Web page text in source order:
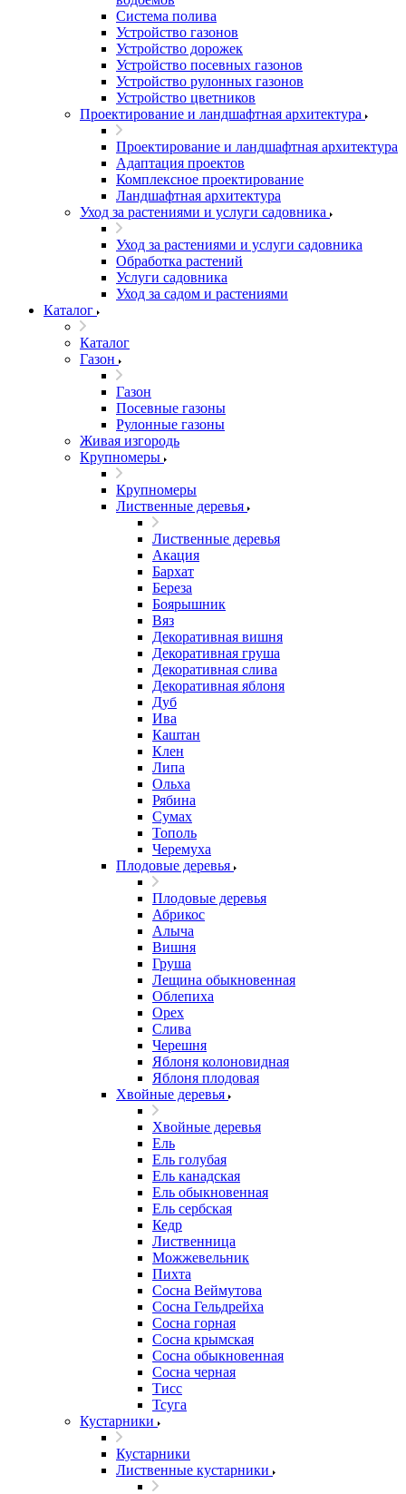
Система полива
Устройство газонов
Устройство дорожек
Устройство посевных газонов
Устройство рулонных газонов
Устройство цветников
Проектирование и ландшафтная архитектура
Проектирование и ландшафтная архитектура
Адаптация проектов
Комплексное проектирование
Ландшафтная архитектура
Уход за растениями и услуги садовника
Уход за растениями и услуги садовника
Обработка растений
Услуги садовника
Уход за садом и растениями
Каталог
Каталог
Газон
Газон
Посевные газоны
Рулонные газоны
Живая изгородь
Крупномеры
Крупномеры
Лиственные деревья
Лиственные деревья
Акация
Бархат
Береза
Боярышник
Вяз
Декоративная вишня
Декоративная груша
Декоративная слива
Декоративная яблоня
Дуб
Ива
Каштан
Клен
Липа
Ольха
Рябина
Сумах
Тополь
Черемуха
Плодовые деревья
Плодовые деревья
Абрикос
Алыча
Вишня
Груша
Лещина обыкновенная
Облепиха
Орех
Слива
Черешня
Яблоня колоновидная
Яблоня плодовая
Хвойные деревья
Хвойные деревья
Ель
Ель голубая
Ель канадская
Ель обыкновенная
Ель сербская
Кедр
Лиственница
Можжевельник
Пихта
Сосна Веймутова
Сосна Гельдрейха
Сосна горная
Сосна крымская
Сосна обыкновенная
Сосна черная
Тисс
Тсуга
Кустарники
Кустарники
Лиственные кустарники